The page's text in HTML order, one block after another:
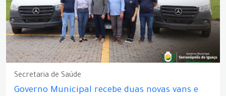
Secretaria de Saúde
Governo Municipal recebe duas novas vans e